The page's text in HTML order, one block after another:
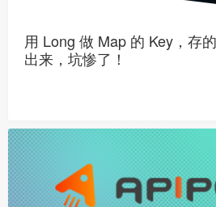
用 Long 做 Map 的 Key，存
出来，坑惨了！